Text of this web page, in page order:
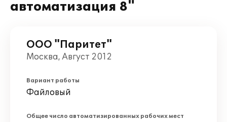
автоматизация 8"
ООО "Паритет"
Москва, Август 2012
Вариант работы
Файловый
Общее число автоматизированных рабочих мест